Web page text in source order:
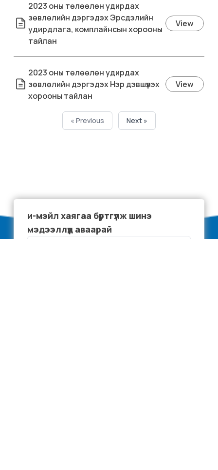
2023 оны төлөөлөн удирдах
зөвлөлийн дэргэдэх Эрсдэлийн
удирдлага, комплайнсын хорооны
тайлан
View
2023 оны төлөөлөн удирдах
зөвлөлийн дэргэдэх Нэр дэвшүүлэх
хорооны тайлан
View
« Previous Next »
и-мэйл хаягаа бүртгүүлж шинэ
мэдээллүүд аваарай